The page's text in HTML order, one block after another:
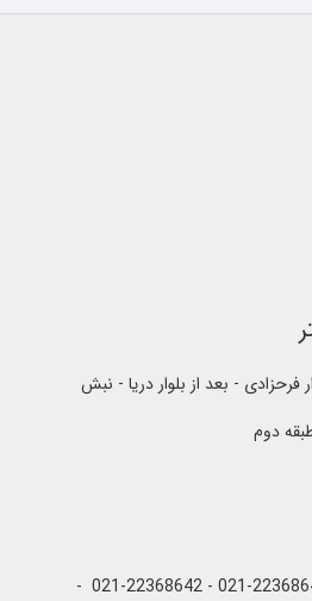
- بعد از بلوار دریا - نبش
دوم
021-22065033 - 021-22368641 - 021-22368642 -